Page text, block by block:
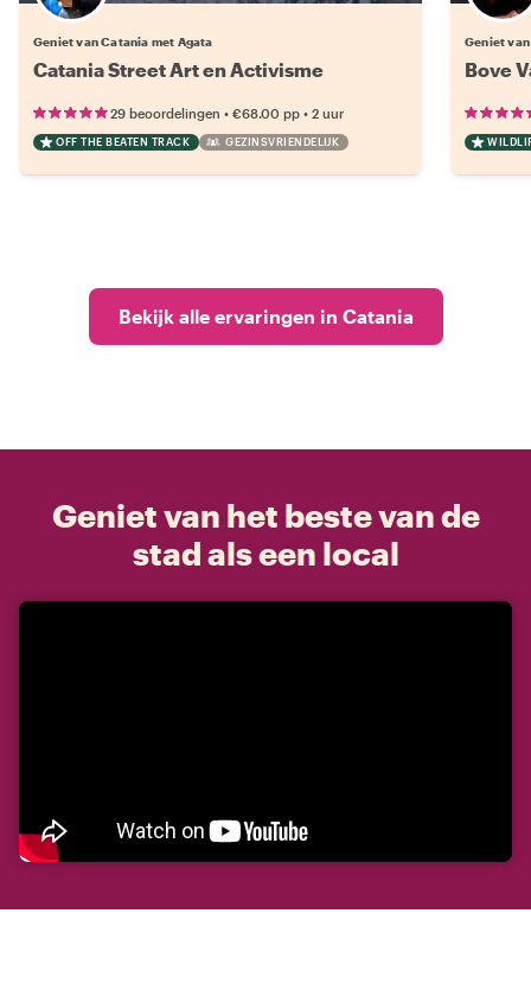
Geniet van Catania met Agata
Catania Street Art en Activisme
29 beoordelingen • €68.00 pp • 2 uur
OFF THE BEATEN TRACK GEZINSVRIENDELIJK
Geniet
Bove
Bekijk alle ervaringen in Catania
Geniet van het beste van de
stad als een local